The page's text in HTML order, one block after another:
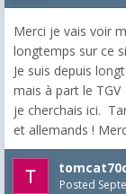
Merci je vais voir
longtemps sur ce
Je suis depuis
mais à part le
je cherchais ici.
et allemands !
Posted